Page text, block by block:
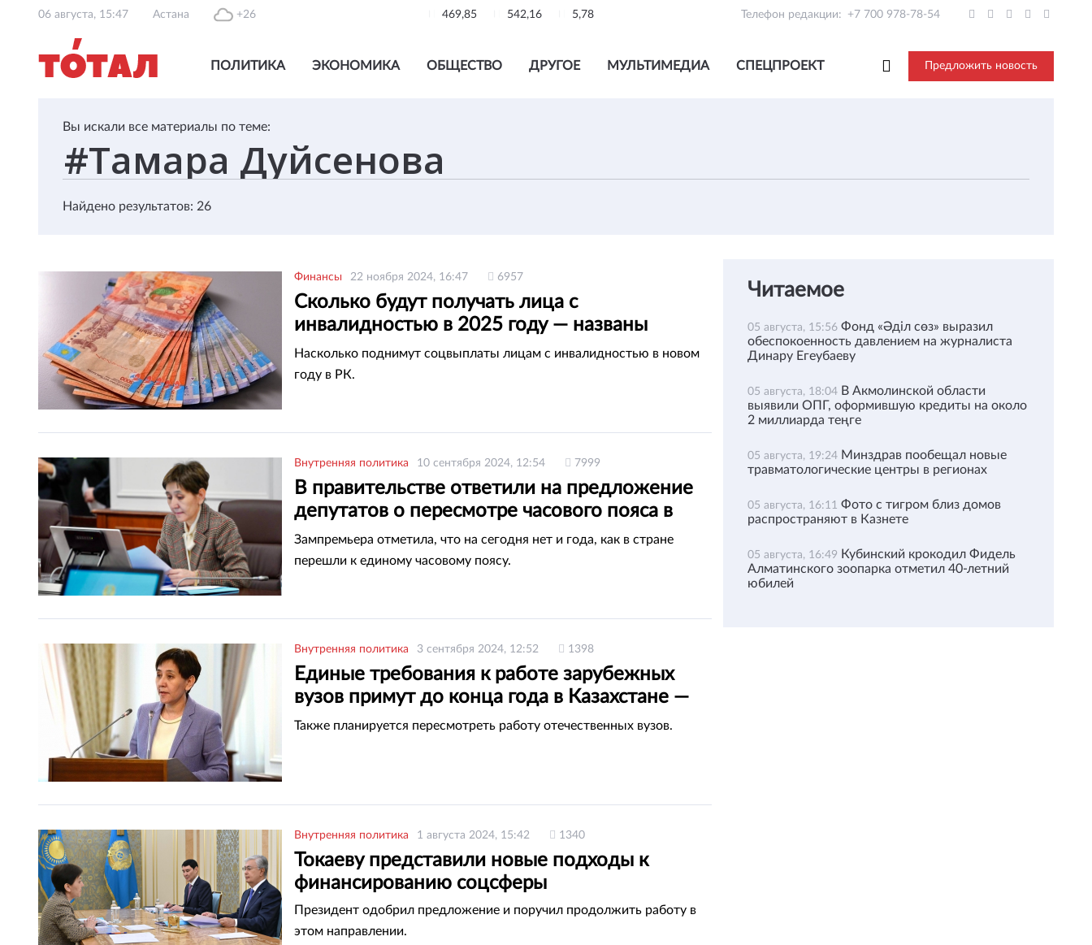
06 августа, 15:47 Астана +26 469,85 542,16 5,78 Телефон редакции: +7 700 978-78-54
ПОЛИТИКА ЭКОНОМИКА ОБЩЕСТВО ДРУГОЕ МУЛЬТИМЕДИА СПЕЦПРОЕКТ Предложить новость
Вы искали все материалы по теме:
Найдено результатов: 26
Финансы 22 ноября 2024, 16:47 6957
Сколько будут получать лица с
инвалидностью в 2025 году — названы
размеры пособий
Насколько поднимут соцвыплаты лицам с инвалидностью в новом
году в РК.
Внутренняя политика 10 сентября 2024, 12:54 7999
В правительстве ответили на предложение
депутатов о пересмотре часового пояса в
Казахстане
Зампремьера отметила, что на сегодня нет и года, как в стране
перешли к единому часовому поясу.
Внутренняя политика 3 сентября 2024, 12:52 1398
Единые требования к работе зарубежных
вузов примут до конца года в Казахстане —
Дуйсенова
Также планируется пересмотреть работу отечественных вузов.
Внутренняя политика 1 августа 2024, 15:42 1340
Токаеву представили новые подходы к
финансированию соцсферы
Президент одобрил предложение и поручил продолжить работу в
этом направлении.
Читаемое
05 августа, 15:56 Фонд «Әділ сөз» выразил
обеспокоенность давлением на журналиста
Динару Егеубаеву
05 августа, 18:04 В Акмолинской области
выявили ОПГ, оформившую кредиты на около
2 миллиарда теңге
05 августа, 19:24 Минздрав пообещал новые
травматологические центры в регионах
05 августа, 16:11 Фото с тигром близ домов
распространяют в Казнете
05 августа, 16:49 Кубинский крокодил Фидель
Алматинского зоопарка отметил 40-летний
юбилей